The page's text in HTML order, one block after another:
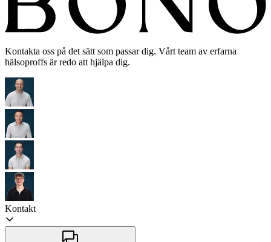
Kontakta oss på det sätt som passar dig. Vårt team av erfarna
hälsoproffs är redo att hjälpa dig.
Kontakt